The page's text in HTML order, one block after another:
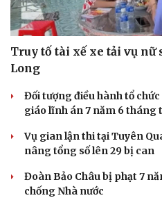
Truy tố tài xế xe tải vụ nữ
Long
Đối tượng điều hành tổ
giáo lĩnh án 7 năm 6 tháng
Vụ gian lận thi tại Tuyên
nâng tổng số lên 29 bị can
Đoàn Bảo Châu bị phạt 7
chống Nhà nước